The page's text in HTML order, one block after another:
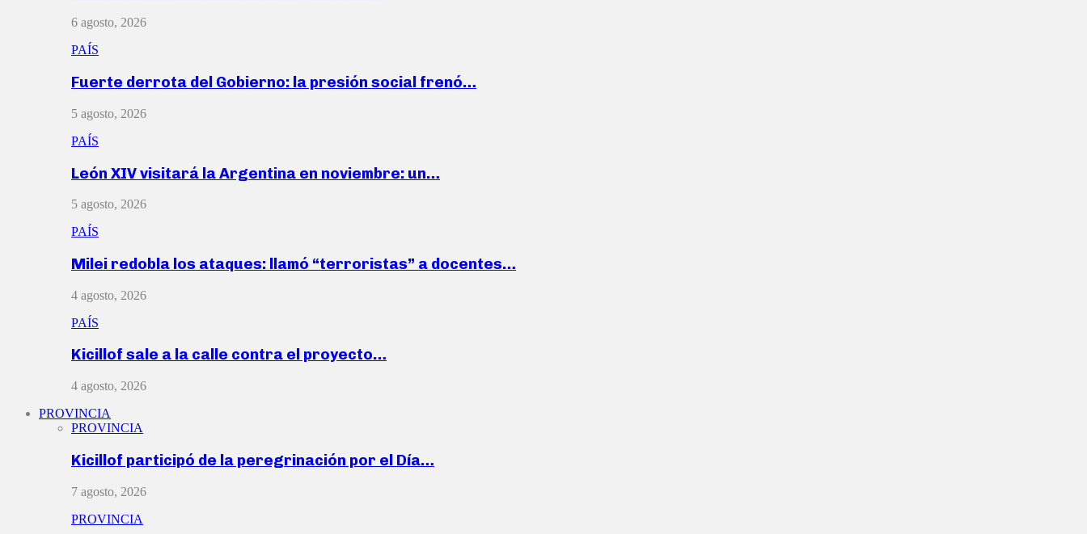
6 agosto, 2026
PAÍS
Fuerte derrota del Gobierno: la presión social frenó…
5 agosto, 2026
PAÍS
León XIV visitará la Argentina en noviembre: un…
5 agosto, 2026
PAÍS
Milei redobla los ataques: llamó “terroristas” a docentes…
4 agosto, 2026
PAÍS
Kicillof sale a la calle contra el proyecto…
4 agosto, 2026
PROVINCIA
PROVINCIA
Kicillof participó de la peregrinación por el Día…
7 agosto, 2026
PROVINCIA